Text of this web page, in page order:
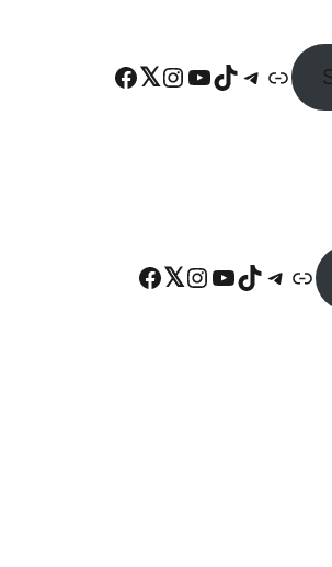
Facebook Twitter Instagram YouTube TikTok Telegram Lien
Facebook Twitter Instagram YouTube TikTok Telegram Lien